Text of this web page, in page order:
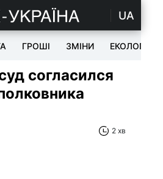
UA
ГРОШІ ЗМІНИ ЕКОЛОГІЯ
согласился
2 хв